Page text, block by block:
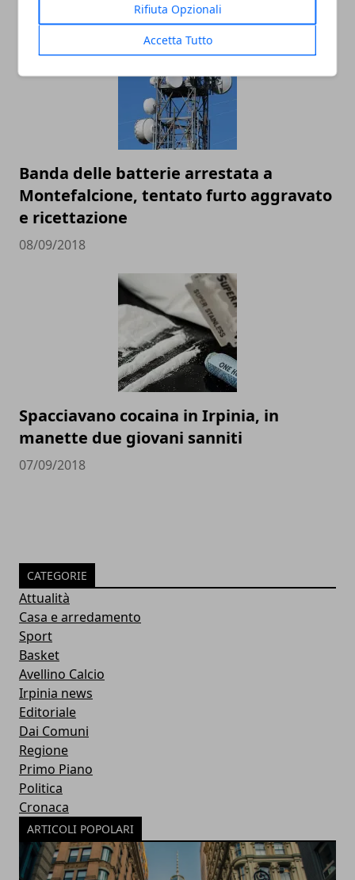
Rifiuta Opzionali
Accetta Tutto
Banda delle batterie arrestata a
Montefalcione, tentato furto aggravato
e ricettazione
08/09/2018
Spacciavano cocaina in Irpinia, in
manette due giovani sanniti
07/09/2018
CATEGORIE
Attualità
Casa e arredamento
Sport
Basket
Avellino Calcio
Irpinia news
Editoriale
Dai Comuni
Regione
Primo Piano
Politica
Cronaca
ARTICOLI POPOLARI